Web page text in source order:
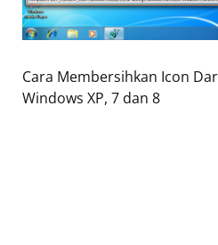
Cara Membersihkan Icon
Windows XP, 7 dan 8